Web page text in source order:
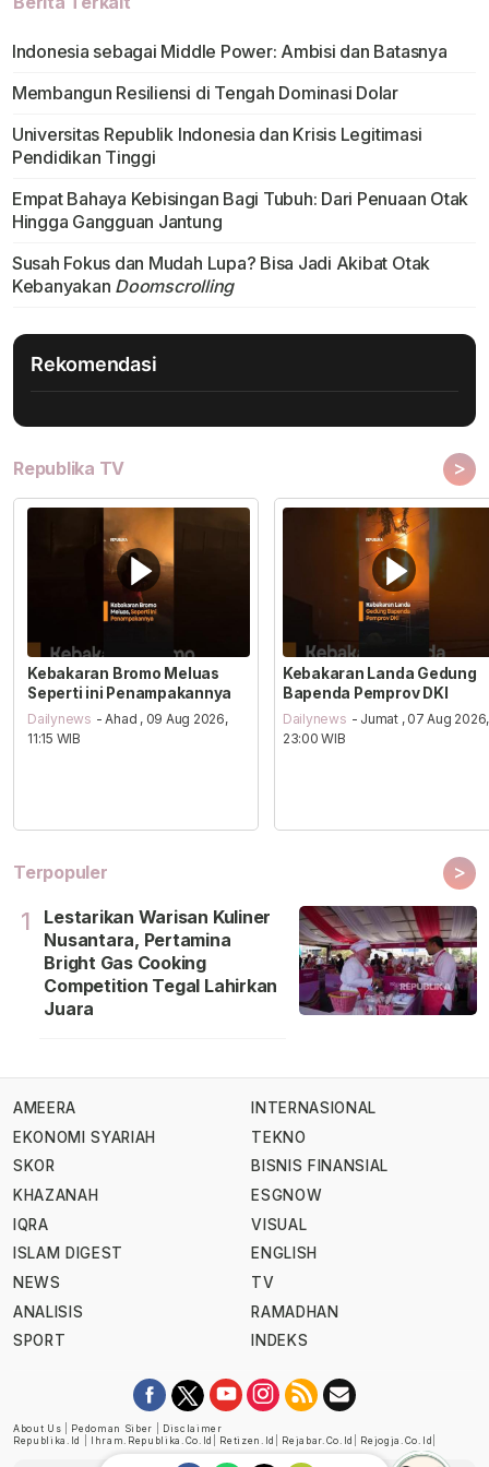
Indonesia sebagai Middle Power: Ambisi dan Batasnya
Membangun Resiliensi di Tengah Dominasi Dolar
Universitas Republik Indonesia dan Krisis Legitimasi
Pendidikan Tinggi
Empat Bahaya Kebisingan Bagi Tubuh: Dari Penuaan Otak
Hingga Gangguan Jantung
Susah Fokus dan Mudah Lupa? Bisa Jadi Akibat Otak
Kebanyakan Doomscrolling
Rekomendasi
Republika TV >
Kebakaran Bromo Meluas
Seperti ini Penampakannya
Dailynews - Ahad , 09 Aug 2026,
11:15 WIB
Kebakaran Landa Gedung
Bapenda Pemprov DKI
Dailynews - Jumat , 07 Aug 2026,
23:00 WIB
Terpopuler >
1
Lestarikan Warisan Kuliner
Nusantara, Pertamina
Bright Gas Cooking
Competition Tegal Lahirkan
Juara
AMEERA
EKONOMI SYARIAH
SKOR
KHAZANAH
IQRA
ISLAM DIGEST
NEWS
ANALISIS
SPORT
INTERNASIONAL
TEKNO
BISNIS FINANSIAL
ESGNOW
VISUAL
ENGLISH
TV
RAMADHAN
INDEKS
About Us Pedoman Siber
Disclaimer
Republika.id
Ihram.republika.co.id Retizen.id Rejabar.co.id Rejogja.co.id